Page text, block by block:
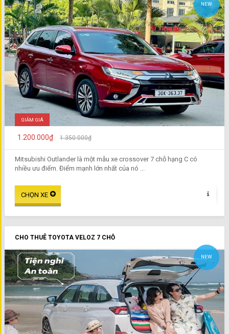
NEW
GIẢM GIÁ
1.200.000₫ 1.350.000₫
Mitsubishi Outlander là một mẫu xe crossover 7 chỗ hạng C có
nhiều ưu điểm. Điểm mạnh lớn nhất của nó ...
CHO THUÊ TOYOTA VELOZ 7 CHỖ
NEW